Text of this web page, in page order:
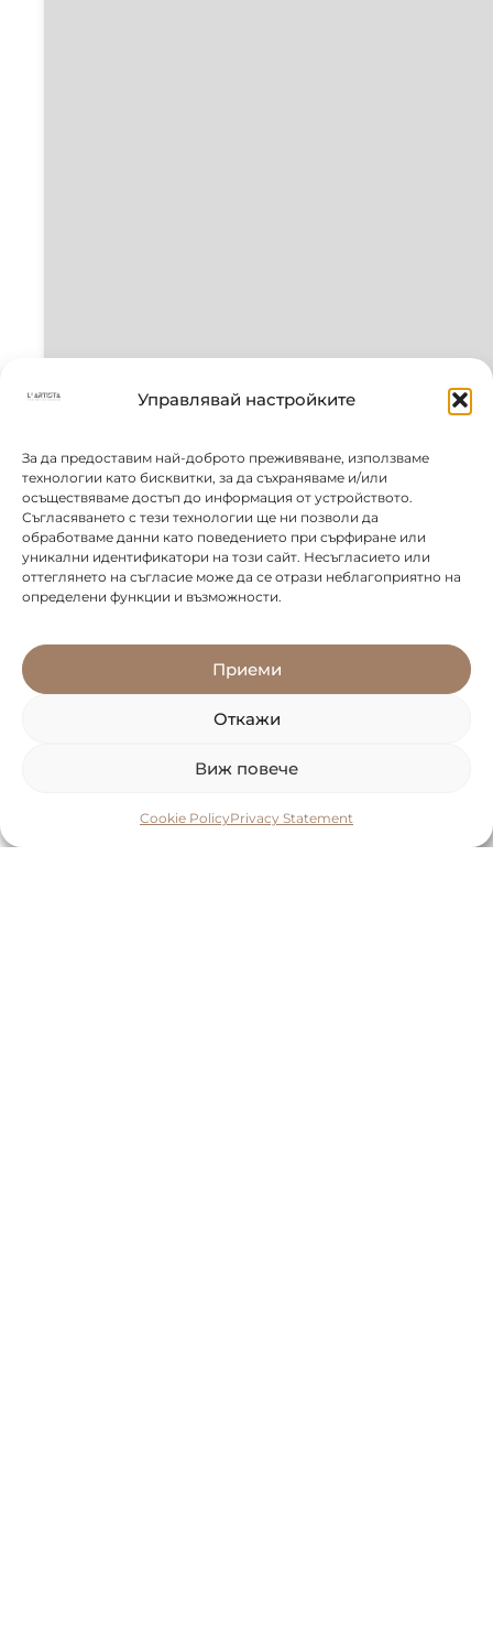
Управлявай настройките
За да предоставим най-доброто преживяване, използваме
технологии като бисквитки, за да съхраняваме и/или
осъществяваме достъп до информация от устройството.
Съгласяването с тези технологии ще ни позволи да
обработваме данни като поведението при сърфиране или
уникални идентификатори на този сайт. Несъгласието или
оттеглянето на съгласие може да се отрази неблагоприятно на
определени функции и възможности.
Приеми
Откажи
Виж повече
Cookie PolicyPrivacy Statement